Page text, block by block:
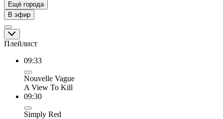
Ещё города
В эфир
Плейлист
09:33
Nouvelle Vague
A View To Kill
09:30
Simply Red